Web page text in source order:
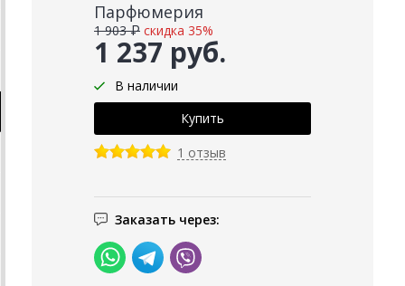
Парфюмерия
1 237 руб.
1 903 ₽ скидка 35%
В наличии
1 отзыв
Заказать через: